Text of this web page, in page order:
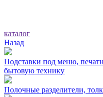
каталог
Назад
Подставки под меню,
бытовую технику
Полочные разделители,